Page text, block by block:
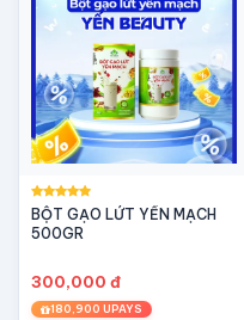
BỘT GẠO LỨT YẾN MẠCH
500GR
300,000 đ
180,900 UPAYS